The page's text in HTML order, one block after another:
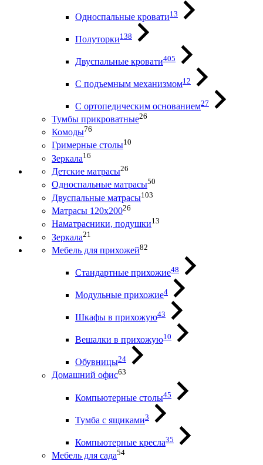
Односпальные кровати13
Полуторки138
Двуспальные кровати405
С подъемным механизмом12
С ортопедическим основанием27
Тумбы прикроватные26
Комоды76
Гримерные столы10
Зеркала16
Детские матрасы26
Односпальные матрасы50
Двуспальные матрасы103
Матрасы 120х20026
Наматрасники, подушки13
Зеркала21
Мебель для прихожей82
Стандартные прихожие48
Модульные прихожие4
Шкафы в прихожую43
Вешалки в прихожую10
Обувницы24
Домашний офис63
Компьютерные столы45
Тумба с ящиками3
Компьютерные кресла35
Мебель для сада54